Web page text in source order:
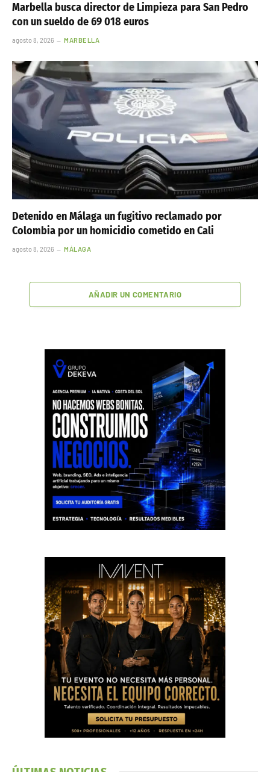
Marbella busca director de Limpieza para San Pedro
con un sueldo de 69 018 euros
agosto 8, 2026 MARBELLA
Detenido en Málaga un fugitivo reclamado por
Colombia por un homicidio cometido en Cali
agosto 8, 2026 MÁLAGA
AÑADIR UN COMENTARIO